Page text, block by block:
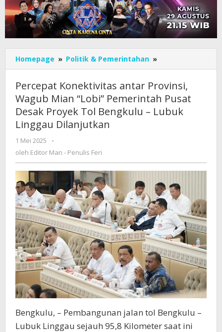
Homepage » Politik & Pemerintahan »
Konektivitas
Provinsi,
Wagub
Mian
Proyek
Tol
Bengkulu
-
Lubuk
Linggau
Dilanjutkan
Percepat Konektivitas antar Provinsi,
Wagub Mian “Lobi” Pemerintah Pusat
Desak Proyek Tol Bengkulu – Lubuk
Linggau Dilanjutkan
1 Mei 2025
oleh
Editor
Penulis
Feri
-
oleh Editor Man - Penulis Feri
Bengkulu, – Pembangunan jalan tol Bengkulu –
Lubuk Linggau sejauh 95,8 Kilometer saat ini